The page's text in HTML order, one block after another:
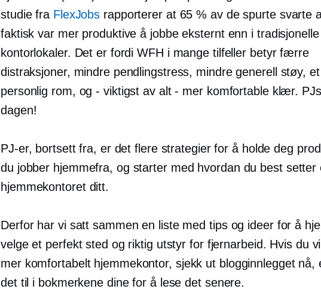
studie fra FlexJobs rapporterer at 65 % av de spurte svarte
faktisk var mer produktive å jobbe eksternt enn i tradisjonelle
kontorlokaler. Det er fordi WFH i mange tilfeller betyr færre
distraksjoner, mindre pendlingstress, mindre generell støy,
personlig rom, og- viktigst av alt - mer komfortable klær.
dagen!
PJ-er, bortsett fra, er det flere strategier for å holde deg
du jobber hjemmefra, og starter med hvordan du best setter
hjemmekontoret ditt.
Derfor har vi satt sammen en liste med tips og ideer for å
velge et perfekt sted og riktig utstyr for fjernarbeid. Hvis du
mer komfortabelt hjemmekontor, sjekk ut blogginnlegget nå,
det til i bokmerkene dine for å lese det senere.